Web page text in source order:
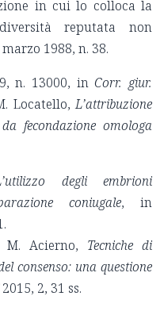
in cui lo colloca la
reputata non
1988, n. 38.
n. 13000, inCorr. giur.
Locatello,L’attribuzione
fecondazione omologa
degli embrioni
coniugale, in
Acierno, Tecniche di
consenso: una questione
2015, 2, 31 ss.